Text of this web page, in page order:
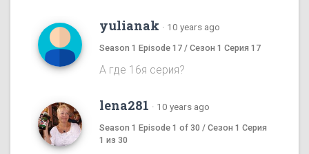
yulianak · 10 years ago
Season 1 Episode 17 / Сезон 1 Серия 17
А где 16я серия?
lena281 · 10 years ago
Season 1 Episode 1 of 30 / Сезон 1 Серия
1 из 30